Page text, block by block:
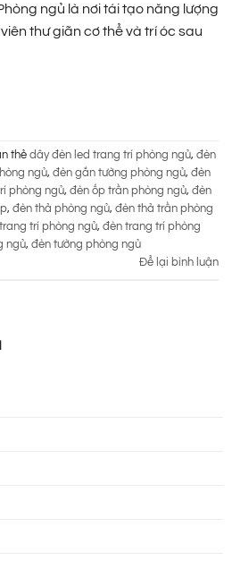
ngủ là nơi tái tạo năng lượng
thư giãn cơ thể và trí óc sau
thẻ dây đèn led trang trí phòng ngủ, đèn
ngủ, đèn gắn tường phòng ngủ, đèn
phòng ngủ, đèn ốp trần phòng ngủ, đèn
, đèn thả phòng ngủ, đèn thả trần phòng
trí phòng ngủ, đèn trang trí phòng
ngủ, đèn tường phòng ngủ
Để lại bình luận